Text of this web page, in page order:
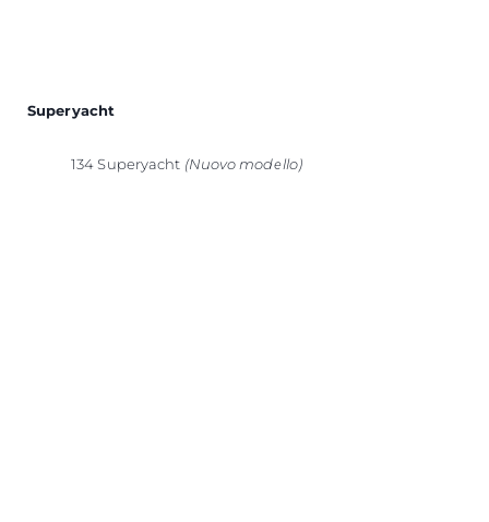
Superyacht
134 Superyacht (Nuovo modello)